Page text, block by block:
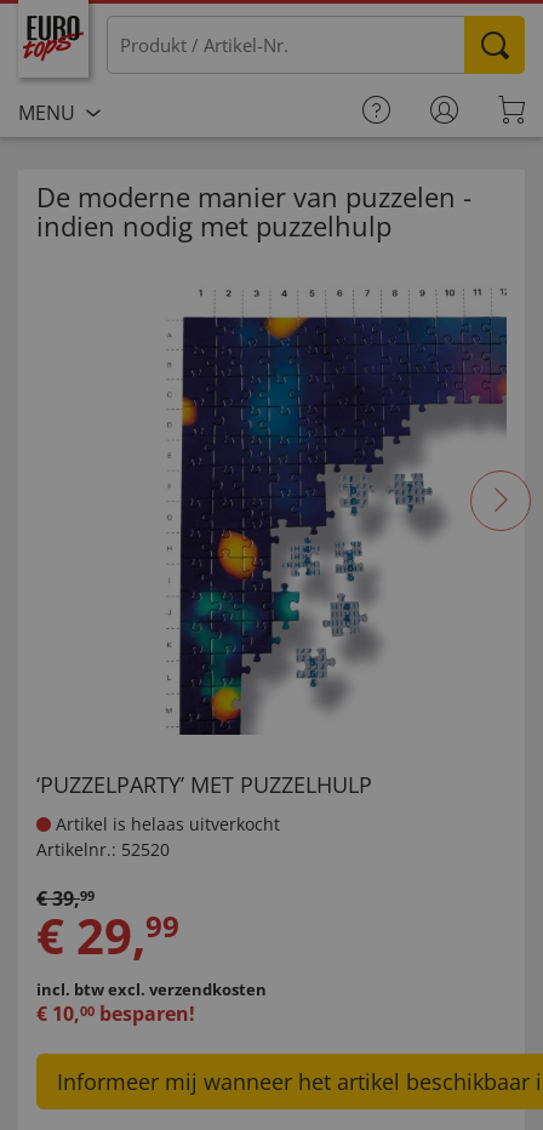
MENU
De moderne manier van puzzelen -
indien nodig met puzzelhulp
‘PUZZELPARTY’ MET PUZZELHULP
Artikel is helaas uitverkocht
Artikelnr.: 52520
€39,99
€ 29,99
incl. btwexcl. verzendkosten
€ 10,00 besparen!
Informeer mij wanneer het artikel beschikbaar